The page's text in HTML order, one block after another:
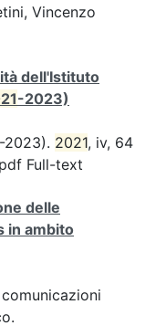
Vincenzo
dell'Istituto
-2023)
2023). 2021, iv, 64
Full-text
delle
in ambito